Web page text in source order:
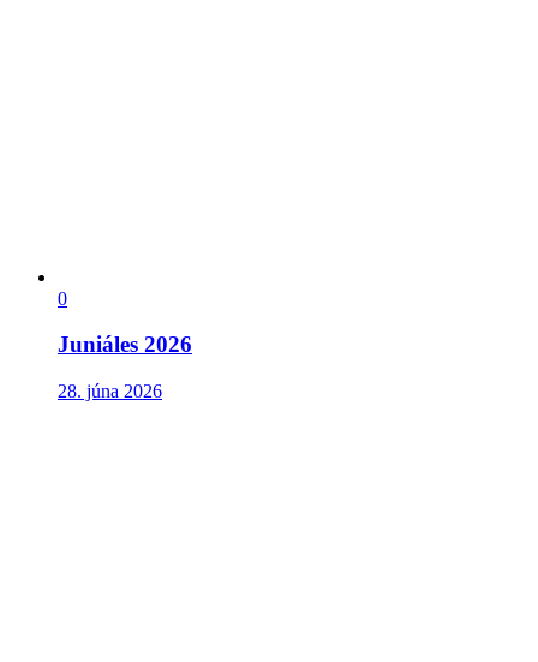
0
Juniáles 2026
28. júna 2026